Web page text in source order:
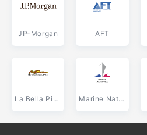
JP-Morgan AFT
La Bella Pizza Marine Nationale